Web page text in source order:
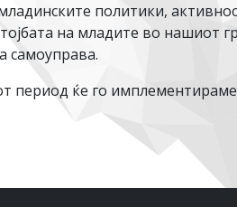
политики,
на младите во нашиот
самоуправа.
период ќе го имплементираме